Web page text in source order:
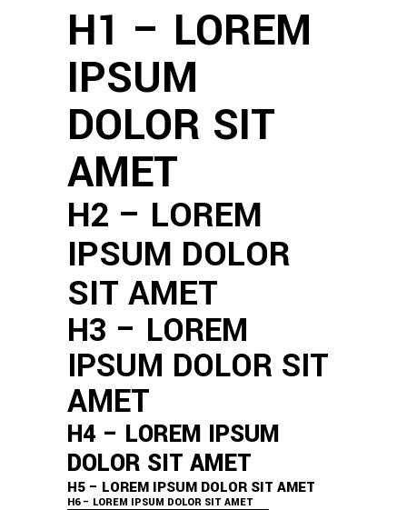
H1 – LOREM
IPSUM
DOLOR SIT
AMET
H2 – LOREM
IPSUM DOLOR
SIT AMET
H3 – LOREM
IPSUM DOLOR SIT
AMET
H4 – LOREM IPSUM
DOLOR SIT AMET
H5 – LOREM IPSUM DOLOR SIT AMET
H6 – LOREM IPSUM DOLOR SIT AMET